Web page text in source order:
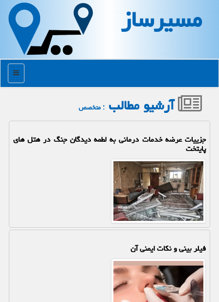
مسیرساز
منو
آرشیو مطالب : متخصص
جزییات عرضه خدمات درمانی به لطمه دیدگان جنگ در هتل های
پایتخت
فیلر بینی و نکات ایمنی آن